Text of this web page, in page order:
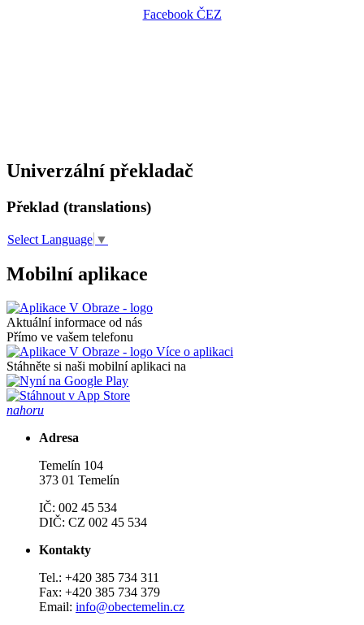
Facebook ČEZ
Univerzální překladač
Překlad (translations)
Select Language ▼
Mobilní aplikace
Aktuální informace od nás
Přímo ve vašem telefonu
Více o aplikaci
Stáhněte si naši mobilní aplikaci na
nahoru
Adresa
Temelín 104
373 01 Temelín
IČ: 002 45 534
DIČ: CZ 002 45 534
Kontakty
Tel.: +420 385 734 311
Fax: +420 385 734 379
Email: info@obectemelin.cz